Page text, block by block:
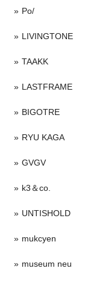
Po/
LIVINGTONE
TAAKK
LASTFRAME
BIGOTRE
RYU KAGA
GVGV
k3＆co.
UNTISHOLD
mukcyen
museum neu